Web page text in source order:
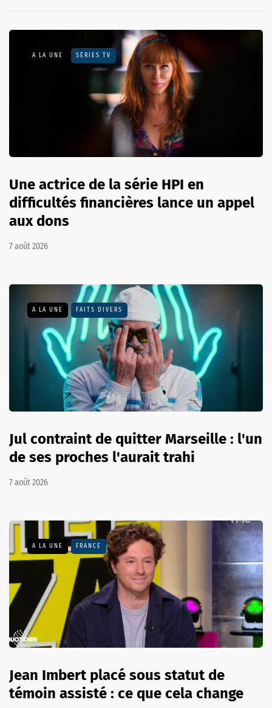
A LA UNE SÉRIES TV
Une actrice de la série HPI en
difficultés financières lance un appel
aux dons
7 août 2026
A LA UNE FAITS DIVERS
Jul contraint de quitter Marseille : l'un
de ses proches l'aurait trahi
7 août 2026
A LA UNE FRANCE
Jean Imbert placé sous statut de
témoin assisté : ce que cela change